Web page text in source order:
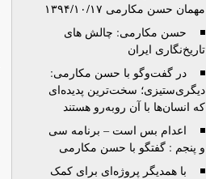
مهمان حسن مکارمی ۱۳۹۴/۱۰/۱۷
حسن مکارمی: چالش های
تاریخ‌نگاری ایران
در گفت‌وگو با حسن مکارمی:
دیگری‌ستیزی؛ سخت‌ترین پدیده‌ای
که انسان‌ها با آن روبه‌رو هستند
اعدام بس است – برنامه سی
و پنجم : گفتگو با حسن مکارمی
با همدیگر پروژه‌‌ای برای کمک